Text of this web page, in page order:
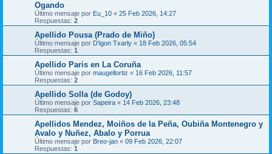
Ogando
Último mensaje por Eu_10 « 25 Feb 2026, 14:27
Respuestas: 2
Apellido Pousa (Prado de Miño)
Último mensaje por D'igon Txarly « 18 Feb 2026, 05:54
Respuestas: 1
Apellido Paris en La Coruña
Último mensaje por maugellortiz « 16 Feb 2026, 11:57
Respuestas: 2
Apellido Solla (de Godoy)
Último mensaje por Sapeira « 14 Feb 2026, 23:48
Respuestas: 6
Apellidos Mendez, Moiños de la Peña, Oubiña Montenegro y
Avalo y Nuñez, Abalo y Porrua
Último mensaje por Breo-jan « 09 Feb 2026, 22:07
Respuestas: 1